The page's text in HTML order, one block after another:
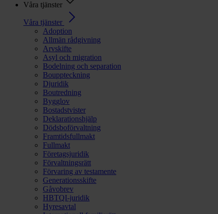
Våra tjänster
Våra tjänster
Adoption
Allmän rådgivning
Arvskifte
Asyl och migration
Bodelning och separation
Bouppteckning
Djuridik
Boutredning
Bygglov
Bostadstvister
Deklarationshjälp
Dödsboförvaltning
Framtidsfullmakt
Fullmakt
Företagsjuridik
Förvaltningsrätt
Förvaring av testamente
Generationsskifte
Gåvobrev
HBTQI-juridik
Hyresavtal